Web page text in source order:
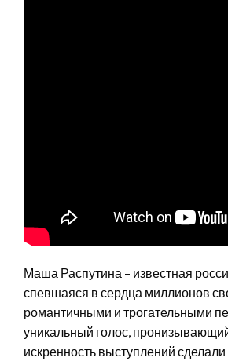
Маша Распутина – известная
спевшаяся в сердца миллионов
романтичными и трогательными
уникальный голос,
искренность выступлений